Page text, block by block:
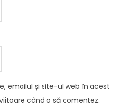
emailul și site-ul web în acest
când o să comentez.